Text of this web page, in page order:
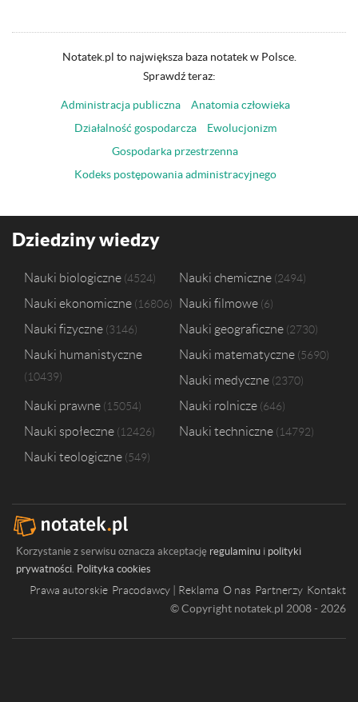
Notatek.pl to największa baza notatek w Polsce.
Sprawdź teraz:
Administracja publiczna
Anatomia człowieka
Działalność gospodarcza
Ewolucjonizm
Gospodarka przestrzenna
Kodeks postępowania administracyjnego
Dziedziny wiedzy
Nauki biologiczne 4524 Nauki chemiczne 2494
Nauki ekonomiczne 16806 Nauki filmowe 6
Nauki fizyczne 3146 Nauki geograficzne 2730
Nauki humanistyczne
10439
Nauki matematyczne 5690
Nauki medyczne 2370
Nauki prawne 15054 Nauki rolnicze 646
Nauki społeczne 12426 Nauki techniczne 14792
Nauki teologiczne 549
Korzystanie z serwisu oznacza akceptację regulaminu i polityki
prywatności. Polityka cookies
Prawa autorskie Pracodawcy | Reklama O nas Partnerzy Kontakt
© Copyright notatek.pl 2008 - 2026